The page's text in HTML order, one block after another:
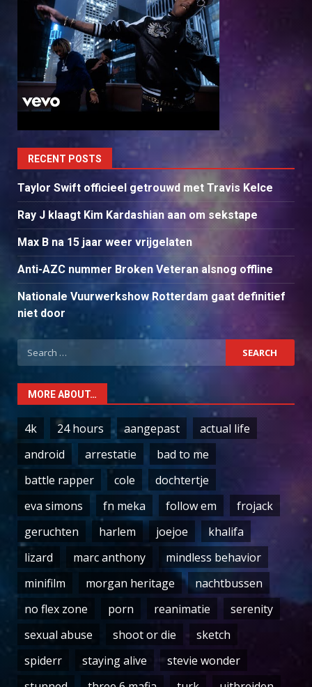
RECENT POSTS
Taylor Swift officieel getrouwd met Travis Kelce
Ray J klaagt Kim Kardashian aan om sekstape
Max B na 15 jaar weer vrijgelaten
Anti-AZC nummer Broken Veteran alsnog offline
Nationale Vuurwerkshow Rotterdam gaat definitief
niet door
Search
for:
MORE ABOUT…
4k 24 hours aangepast
actual life
android
arrestatie
bad to me
battle rapper
cole
dochtertje
eva simons
fn meka follow em
frojack
geruchten
harlem joejoe
khalifa
lizard
marc anthony
mindless behavior
minifilm
morgan heritage
nachtbussen
no flex zone
porn reanimatie
serenity
sexual abuse
shoot or die
sketch
spiderr
staying alive
stevie wonder